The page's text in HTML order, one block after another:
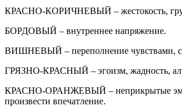
КРАСНО-КОРИЧНЕВЫЙ – жестокость,
БОРДОВЫЙ – внутреннее напряжение.
ВИШНЕВЫЙ – переполнение чувствами,
ГРЯЗНО-КРАСНЫЙ – эгоизм, жадность,
КРАСНО-ОРАНЖЕВЫЙ – неприкрытые
произвести впечатление.